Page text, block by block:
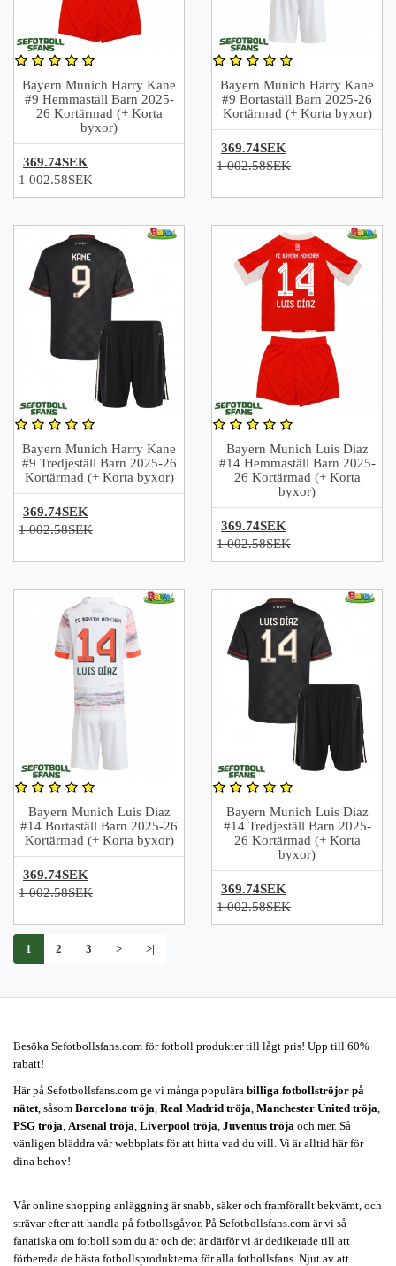
Bayern Munich Harry Kane
#9 Hemmaställ Barn 2025-
26 Kortärmad (+ Korta
byxor)
369.74SEK
1 002.58SEK
Bayern Munich Harry Kane
#9 Bortaställ Barn 2025-26
Kortärmad (+ Korta byxor)
369.74SEK
1 002.58SEK
Bayern Munich Harry Kane
#9 Tredjeställ Barn 2025-26
Kortärmad (+ Korta byxor)
369.74SEK
1 002.58SEK
Bayern Munich Luis Diaz
#14 Hemmaställ Barn 2025-
26 Kortärmad (+ Korta
byxor)
369.74SEK
1 002.58SEK
Bayern Munich Luis Diaz
#14 Bortaställ Barn 2025-26
Kortärmad (+ Korta byxor)
369.74SEK
1 002.58SEK
Bayern Munich Luis Diaz
#14 Tredjeställ Barn 2025-
26 Kortärmad (+ Korta
byxor)
369.74SEK
1 002.58SEK
1 2 3 > >|
Besöka Sefotbollsfans.com för fotboll produkter till lågt pris! Upp till 60%
rabatt!
Här på Sefotbollsfans.com ge vi många populära billiga fotbollströjor på
nätet , såsom Barcelona tröja Real Madrid tröja Manchester United tröja
PSG tröja Arsenal tröja Liverpool tröja Juventus tröja och mer. Så
vänligen bläddra vår webbplats för att hitta vad du vill. Vi är alltid här för
dina behov!
Vår online shopping anläggning är snabb, säker och framförallt bekvämt, och
strävar efter att handla på fotbollsgåvor. På Sefotbollsfans.com är vi så
fanatiska om fotboll som du är och det är därför vi är dedikerade till att
förbereda de bästa fotbollsprodukterna för alla fotbollsfans. Njut av att